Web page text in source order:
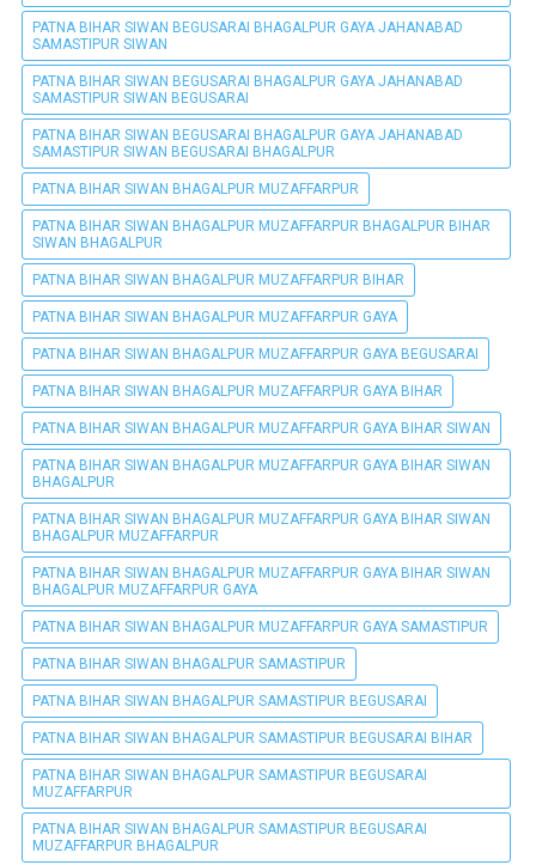
PATNA BIHAR SIWAN BEGUSARAI BHAGALPUR GAYA JAHANABAD
SAMASTIPUR SIWAN
PATNA BIHAR SIWAN BEGUSARAI BHAGALPUR GAYA JAHANABAD
SAMASTIPUR SIWAN BEGUSARAI
PATNA BIHAR SIWAN BEGUSARAI BHAGALPUR GAYA JAHANABAD
SAMASTIPUR SIWAN BEGUSARAI BHAGALPUR
PATNA BIHAR SIWAN BHAGALPUR MUZAFFARPUR
PATNA BIHAR SIWAN BHAGALPUR MUZAFFARPUR BHAGALPUR BIHAR
SIWAN BHAGALPUR
PATNA BIHAR SIWAN BHAGALPUR MUZAFFARPUR BIHAR
PATNA BIHAR SIWAN BHAGALPUR MUZAFFARPUR GAYA
PATNA BIHAR SIWAN BHAGALPUR MUZAFFARPUR GAYA BEGUSARAI
PATNA BIHAR SIWAN BHAGALPUR MUZAFFARPUR GAYA BIHAR
PATNA BIHAR SIWAN BHAGALPUR MUZAFFARPUR GAYA BIHAR SIWAN
PATNA BIHAR SIWAN BHAGALPUR MUZAFFARPUR GAYA BIHAR SIWAN
BHAGALPUR
PATNA BIHAR SIWAN BHAGALPUR MUZAFFARPUR GAYA BIHAR SIWAN
BHAGALPUR MUZAFFARPUR
PATNA BIHAR SIWAN BHAGALPUR MUZAFFARPUR GAYA BIHAR SIWAN
BHAGALPUR MUZAFFARPUR GAYA
PATNA BIHAR SIWAN BHAGALPUR MUZAFFARPUR GAYA SAMASTIPUR
PATNA BIHAR SIWAN BHAGALPUR SAMASTIPUR
PATNA BIHAR SIWAN BHAGALPUR SAMASTIPUR BEGUSARAI
PATNA BIHAR SIWAN BHAGALPUR SAMASTIPUR BEGUSARAI BIHAR
PATNA BIHAR SIWAN BHAGALPUR SAMASTIPUR BEGUSARAI
MUZAFFARPUR
PATNA BIHAR SIWAN BHAGALPUR SAMASTIPUR BEGUSARAI
MUZAFFARPUR BHAGALPUR